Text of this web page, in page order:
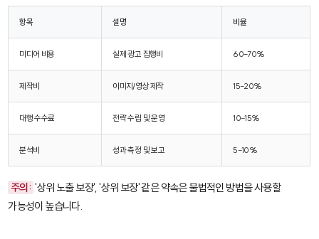
항목 설명 비율
미디어 비용 실제 광고 집행비 60-70%
제작비 이미지/영상 제작 15-20%
대행 수수료 전략 수립 및 운영 10-15%
분석비 성과 측정 및 보고 5-10%
주의: '상위 노출 보장', '상위 보장' 같은 약속은 불법적인 방법을 사용할
가능성이 높습니다.